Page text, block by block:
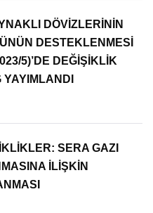
DÖVİZLERİNİN
DESTEKLENMESİ
5)’DE DEĞİŞİKLİK
SERA GAZI
İLİŞKİN